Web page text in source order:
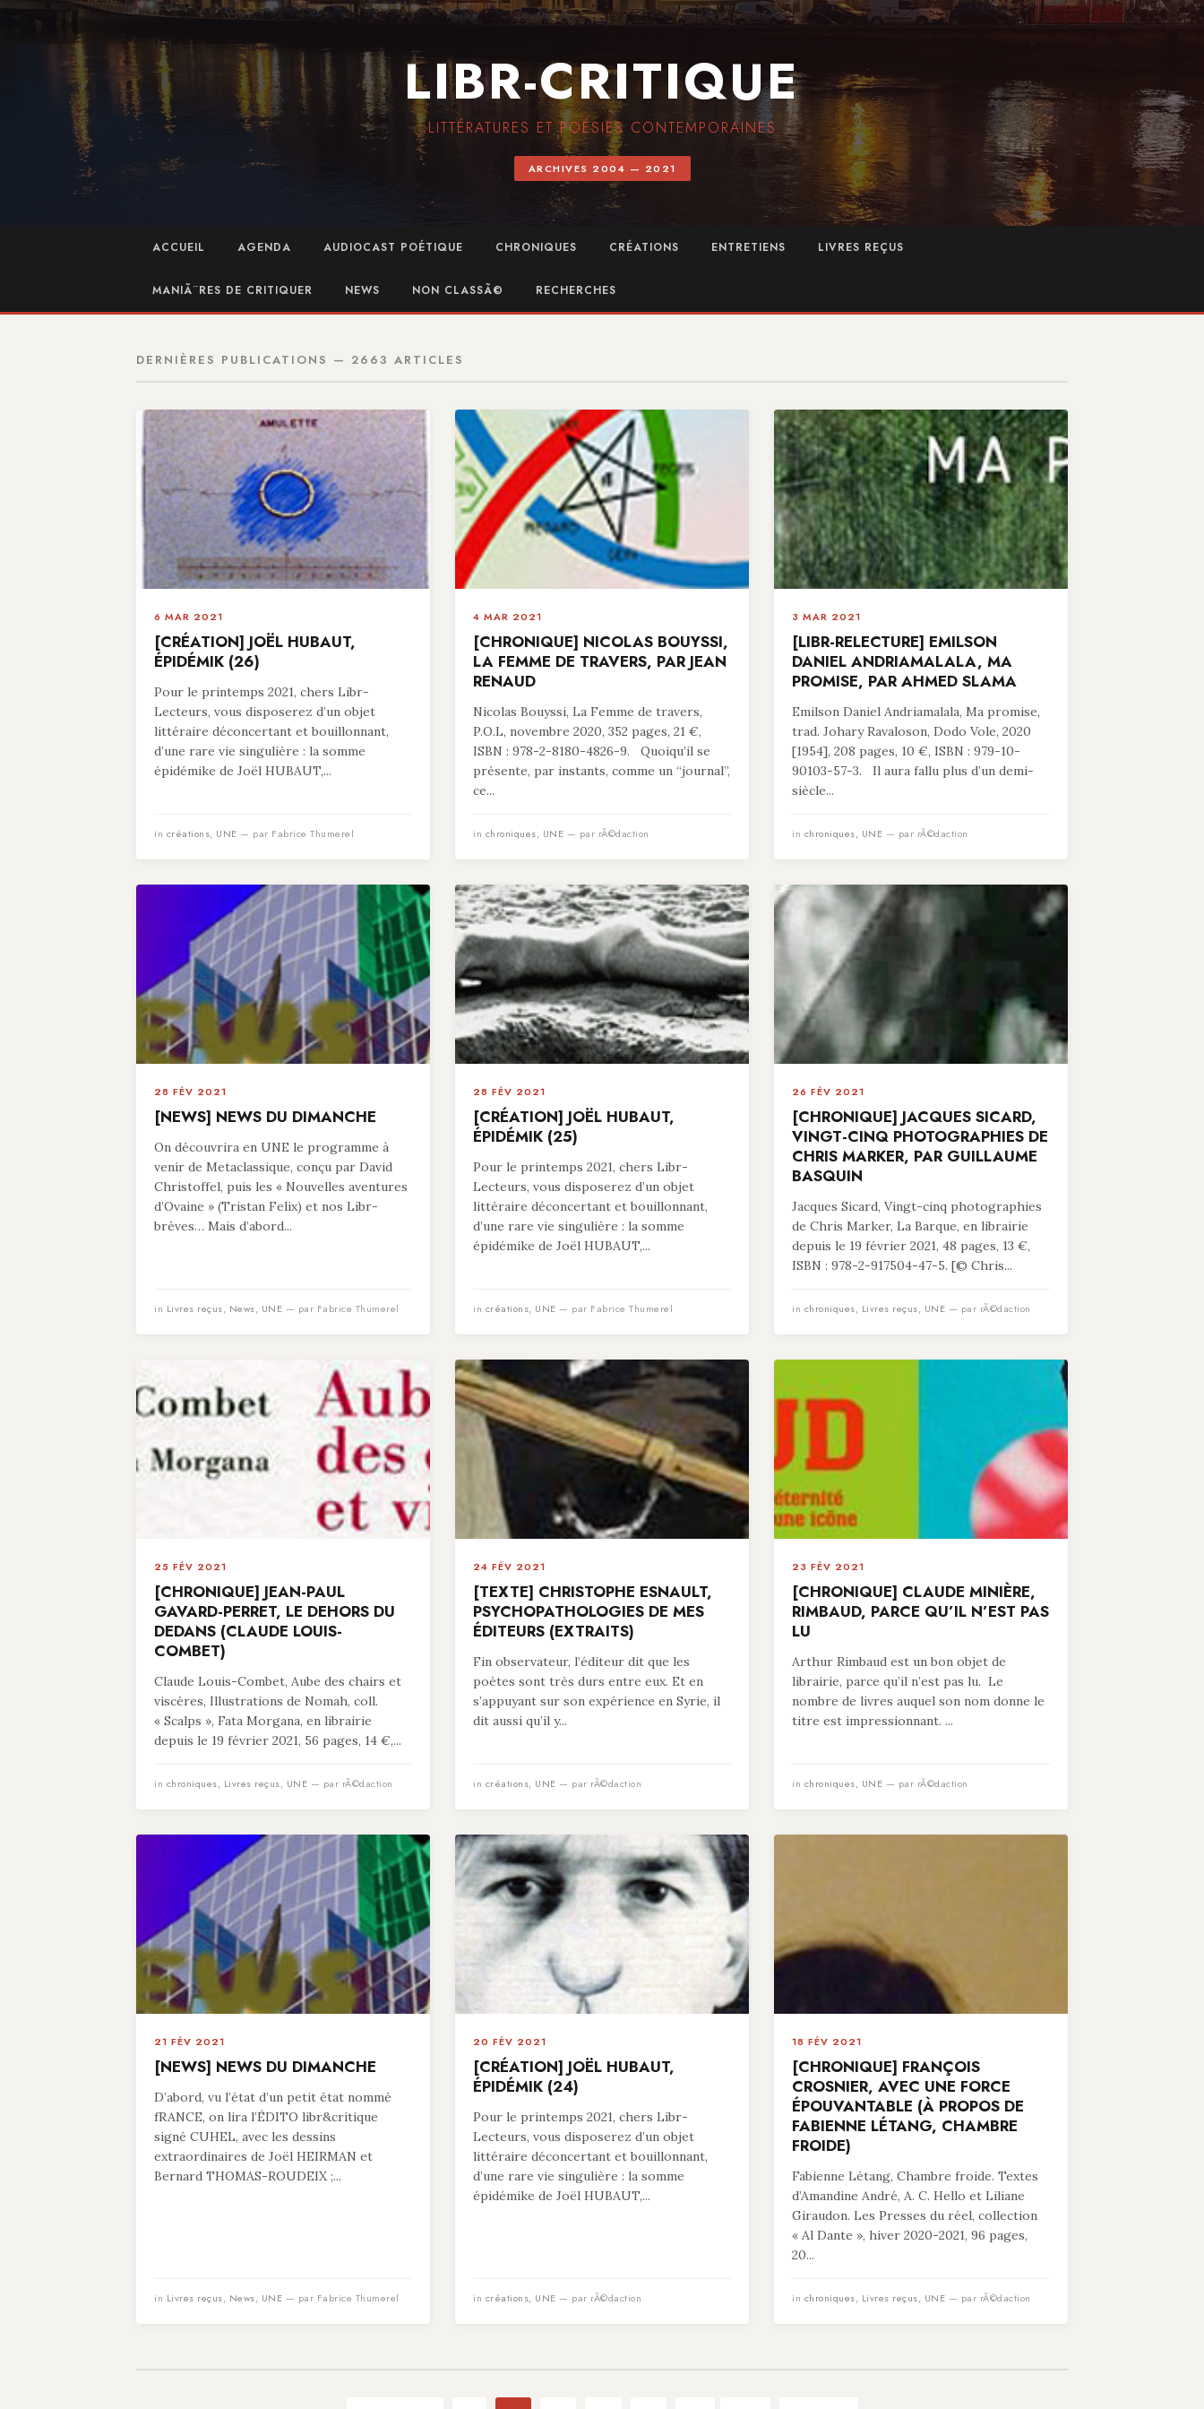
LIBR-CRITIQUE
LITTÉRATURES ET POÉSIES CONTEMPORAINES
ARCHIVES 2004 — 2021
ACCUEIL AGENDA AUDIOCAST POÉTIQUE CHRONIQUES CRÉATIONS ENTRETIENS LIVRES REÇUS
MANIÃ¨RES DE CRITIQUER NEWS NON CLASSÃ© RECHERCHES
DERNIÈRES PUBLICATIONS — 2663 ARTICLES
6 MAR 2021
[CRÉATION] JOËL HUBAUT,
ÉPIDÉMIK (26)
Pour le printemps 2021, chers Libr-
Lecteurs, vous disposerez d’un objet
littéraire déconcertant et bouillonnant,
d’une rare vie singulière : la somme
épidémike de Joël HUBAUT,...
in créations, UNE — par Fabrice Thumerel
4 MAR 2021
[CHRONIQUE] NICOLAS BOUYSSI,
LA FEMME DE TRAVERS, PAR JEAN
RENAUD
Nicolas Bouyssi, La Femme de travers,
P.O.L, novembre 2020, 352 pages, 21 €,
ISBN : 978-2-8180-4826-9. Quoiqu’il se
présente, par instants, comme un “journal”,
ce...
in chroniques, UNE — par rÃ©daction
3 MAR 2021
[LIBR-RELECTURE] EMILSON
DANIEL ANDRIAMALALA, MA
PROMISE, PAR AHMED SLAMA
Emilson Daniel Andriamalala, Ma promise,
trad. Johary Ravaloson, Dodo Vole, 2020
[1954], 208 pages, 10 €, ISBN : 979-10-
90103-57-3. Il aura fallu plus d’un demi-
siècle...
in chroniques, UNE — par rÃ©daction
28 FÉV 2021
[NEWS] NEWS DU DIMANCHE
On découvrira en UNE le programme à
venir de Metaclassique, conçu par David
Christoffel, puis les « Nouvelles aventures
d’Ovaine » (Tristan Felix) et nos Libr-
brèves… Mais d’abord...
in Livres reçus, News, UNE — par Fabrice Thumerel
28 FÉV 2021
[CRÉATION] JOËL HUBAUT,
ÉPIDÉMIK (25)
Pour le printemps 2021, chers Libr-
Lecteurs, vous disposerez d’un objet
littéraire déconcertant et bouillonnant,
d’une rare vie singulière : la somme
épidémike de Joël HUBAUT,...
in créations, UNE — par Fabrice Thumerel
26 FÉV 2021
[CHRONIQUE] JACQUES SICARD,
VINGT-CINQ PHOTOGRAPHIES DE
CHRIS MARKER, PAR GUILLAUME
BASQUIN
Jacques Sicard, Vingt-cinq photographies
de Chris Marker, La Barque, en librairie
depuis le 19 février 2021, 48 pages, 13 €,
ISBN : 978-2-917504-47-5. [© Chris...
in chroniques, Livres reçus, UNE — par rÃ©daction
25 FÉV 2021
[CHRONIQUE] JEAN-PAUL
GAVARD-PERRET, LE DEHORS DU
DEDANS (CLAUDE LOUIS-
COMBET)
Claude Louis-Combet, Aube des chairs et
viscères, Illustrations de Nomah, coll.
« Scalps », Fata Morgana, en librairie
depuis le 19 février 2021, 56 pages, 14 €,...
in chroniques, Livres reçus, UNE — par rÃ©daction
24 FÉV 2021
[TEXTE] CHRISTOPHE ESNAULT,
PSYCHOPATHOLOGIES DE MES
ÉDITEURS (EXTRAITS)
Fin observateur, l’éditeur dit que les
poètes sont très durs entre eux. Et en
s’appuyant sur son expérience en Syrie, il
dit aussi qu’il y...
in créations, UNE — par rÃ©daction
23 FÉV 2021
[CHRONIQUE] CLAUDE MINIÈRE,
RIMBAUD, PARCE QU’IL N’EST PAS
LU
Arthur Rimbaud est un bon objet de
librairie, parce qu’il n’est pas lu. Le
nombre de livres auquel son nom donne le
titre est impressionnant. ...
in chroniques, UNE — par rÃ©daction
21 FÉV 2021
[NEWS] NEWS DU DIMANCHE
D’abord, vu l’état d’un petit état nommé
fRANCE, on lira l’ÉDITO libr&critique
signé CUHEL, avec les dessins
extraordinaires de Joël HEIRMAN et
Bernard THOMAS-ROUDEIX ;...
in Livres reçus, News, UNE — par Fabrice Thumerel
20 FÉV 2021
[CRÉATION] JOËL HUBAUT,
ÉPIDÉMIK (24)
Pour le printemps 2021, chers Libr-
Lecteurs, vous disposerez d’un objet
littéraire déconcertant et bouillonnant,
d’une rare vie singulière : la somme
épidémike de Joël HUBAUT,...
in créations, UNE — par rÃ©daction
18 FÉV 2021
[CHRONIQUE] FRANÇOIS
CROSNIER, AVEC UNE FORCE
ÉPOUVANTABLE (À PROPOS DE
FABIENNE LÉTANG, CHAMBRE
FROIDE)
Fabienne Létang, Chambre froide. Textes
d’Amandine André, A. C. Hello et Liliane
Giraudon. Les Presses du réel, collection
« Al Dante », hiver 2020-2021, 96 pages,
20...
in chroniques, Livres reçus, UNE — par rÃ©daction